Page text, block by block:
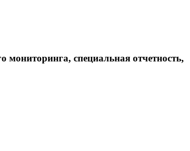
специальная отчетность,